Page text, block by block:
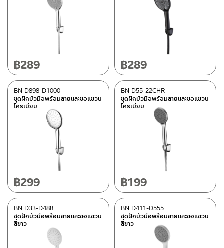
฿289 ฿289
ชุดฝักบัวมือพร้อมสายและขอแขวน
โครเมียม
BN D898-D1000
฿299
ชุดฝักบัวมือพร้อมสายและขอแขวน
โครเมียม
BN D55-22CHR
฿199
ชุดฝักบัวมือพร้อมสายและขอแขวน
สีขาว
BN D33-D488
ชุดฝักบัวมือพร้อมสายและขอแขวน
สีขาว
BN D411-D555